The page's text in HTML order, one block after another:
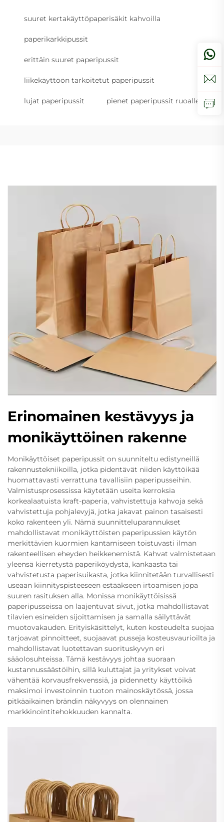
suuret kertakäyttöpaperisäkit kahvoilla
paperikarkkipussit
erittäin suuret paperipussit
liikekäyttöön tarkoitetut paperipussit
lujat paperipussit pienet paperipussit ruoalle
Erinomainen kestävyys ja
monikäyttöinen rakenne
Monikäyttöiset paperipussit on suunniteltu edistyneillä
rakennustekniikoilla, jotka pidentävät niiden käyttöikää
huomattavasti verrattuna tavallisiin paperipusseihin.
Valmistusprosessissa käytetään useita kerroksia
korkealaatuista kraft-paperia, vahvistettuja kahvoja sekä
vahvistettuja pohjalevyjä, jotka jakavat painon tasaisesti
koko rakenteen yli. Nämä suunnitteluparannukset
mahdollistavat monikäyttöisten paperipussien käytön
merkittävien kuormien kantamiseen toistuvasti ilman
rakenteellisen eheyden heikkenemistä. Kahvat valmistetaan
yleensä kierretystä paperiköydystä, kankaasta tai
vahvistetusta paperisuikasta, jotka kiinnitetään turvallisesti
useaan kiinnityspisteeseen estääkseen irtoamisen jopa
suuren rasituksen alla. Monissa monikäyttöisissä
paperipusseissa on laajentuvat sivut, jotka mahdollistavat
tilavien esineiden sijoittamisen ja samalla säilyttävät
muotovakauden. Erityiskäsittelyt, kuten kosteudelta suojaa
tarjoavat pinnoitteet, suojaavat pusseja kosteusvaurioilta ja
mahdollistavat luotettavan suorituskyvyn eri
sääolosuhteissa. Tämä kestävyys johtaa suoraan
kustannussäästöihin, sillä kuluttajat ja yritykset voivat
vähentää korvausfrekvenssiä, ja pidennetty käyttöikä
maksimoi investoinnin tuoton mainoskäytössä, jossa
pitkäaikainen brändin näkyvyys on olennainen
markkinointitehokkuuden kannalta.